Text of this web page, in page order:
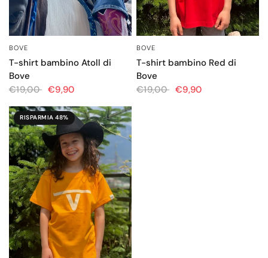
BOVE
T-shirt bambino Atoll di
Bove
€19,00 €9,90
BOVE
T-shirt bambino Red di
Bove
€19,00 €9,90
RISPARMIA 48%